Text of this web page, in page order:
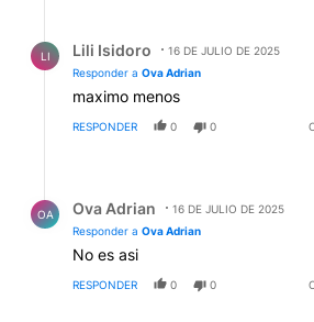
LI Lili Isidoro
16 DE JULIO DE 2025
Responder a Ova Adrian
maximo menos
RESPONDER 0 0
OA Ova Adrian
16 DE JULIO DE 2025
Responder a Ova Adrian
No es asi
RESPONDER 0 0